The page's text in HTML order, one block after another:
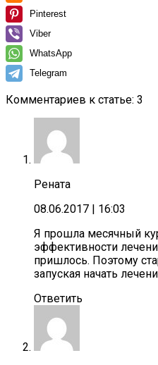
Pinterest
Viber
WhatsApp
Telegram
Комментариев к статье: 3
Рената
08.06.2017 | 16:03
Я прошла месячный
эффективности
пришлось. Поэтому
запуская начать
Ответить